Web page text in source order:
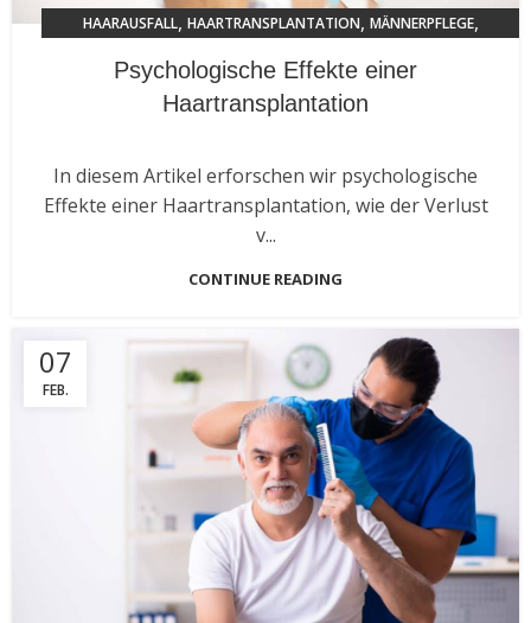
HAARAUSFALL, HAARTRANSPLANTATION, MÄNNERPFLEGE,
Psychologische Effekte einer
Haartransplantation
In diesem Artikel erforschen wir psychologische
Effekte einer Haartransplantation, wie der Verlust
v...
CONTINUE READING
07
FEB.